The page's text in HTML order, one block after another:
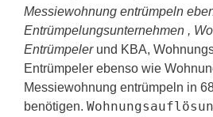
Messiewohnung entrümpeln
Entrümpelungsunternehmen ,
Entrümpelerund KBA,
Entrümpeler ebenso wie
Messiewohnung entrümpeln in
benötigen.